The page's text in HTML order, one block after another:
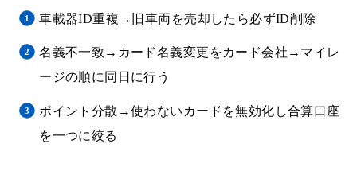
車載器ID重複→旧車両を売却したら必ずID削除
名義不一致→カード名義変更をカード会社→マイレ
ージの順に同日に行う
ポイント分散→使わないカードを無効化し合算口座
を一つに絞る